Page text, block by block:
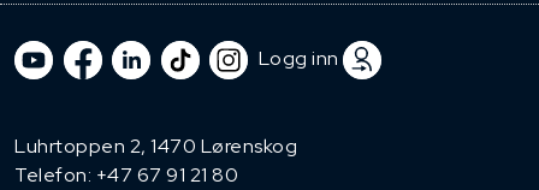
Logg inn
Luhrtoppen 2, 1470 Lørenskog
Telefon: +47 67 91 21 80